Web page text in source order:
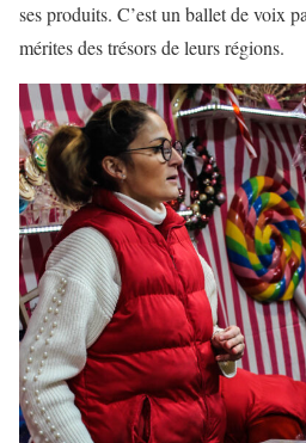
ses produits. C’est un ballet de voix
mérites des trésors de leurs régions.